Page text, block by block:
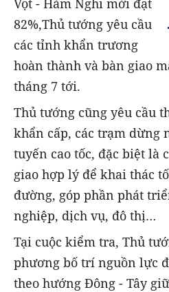
82%,Thủ tướng yêu cầu
các tỉnh khẩn trương
hoàn thành và bàn giao
tháng 7 tới.
Thủ tướng cũng yêu cầu
khẩn cấp, các trạm dừng
tuyến cao tốc, đặc biệt là
giao hợp lý để khai thác
đường, góp phần phát
nghiệp, dịch vụ, đô thị…
Tại cuộc kiểm tra, Thủ
phương bố trí nguồn lực
theo hướng Đông - Tây